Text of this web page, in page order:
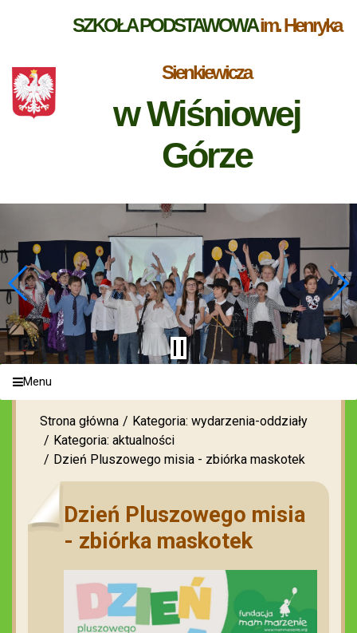
SZKOŁA PODSTAWOWAim. Henryka
Sienkiewicza
w Wiśniowej
Górze
Menu
Strona główna
Kategoria: wydarzenia-oddziały
Kategoria: aktualności
Dzień Pluszowego misia - zbiórka maskotek
Dzień Pluszowego misia
- zbiórka maskotek